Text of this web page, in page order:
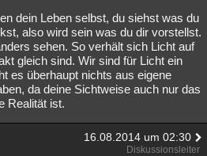
dein Leben selbst, du siehst was du
also wird sein was du dir vorstellst.
sehen. So verhält sich Licht auf
gleich sind. Wir sind für Licht ein
es überhaupt nichts aus eigene
da deine Sichtweise auch nur das
Realität ist.
16.08.2014 um 02:30
Diskussionsleiter